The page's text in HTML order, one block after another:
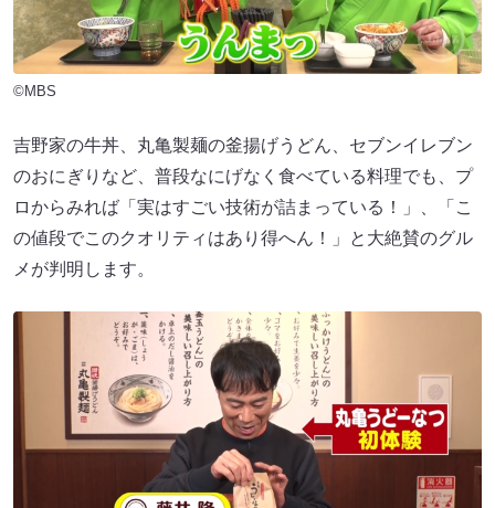
©MBS
吉野家の牛丼、丸亀製麺の釜揚げうどん、セブンイレブン
のおにぎりなど、普段なにげなく食べている料理でも、プ
ロからみれば「実はすごい技術が詰まっている！」、「こ
の値段でこのクオリティはあり得へん！」と大絶賛のグル
メが判明します。